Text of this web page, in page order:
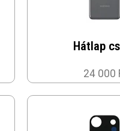
Hátlap
24 000